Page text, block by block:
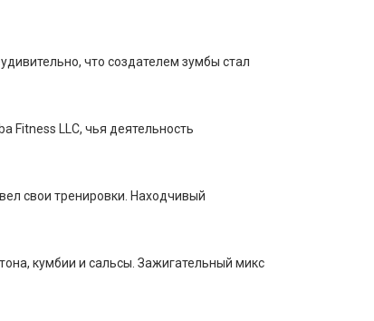
что создателем зумбы стал
LLC, чья деятельность
свои тренировки. Находчивый
кумбии и сальсы. Зажигательный микс